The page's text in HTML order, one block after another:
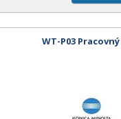
WT-P03